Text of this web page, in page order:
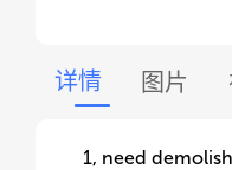
详情 图片
1, need